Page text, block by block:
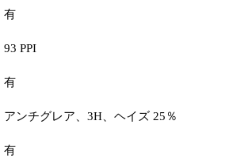
有
93 PPI
有
アンチグレア、3H、ヘイズ 25％
有